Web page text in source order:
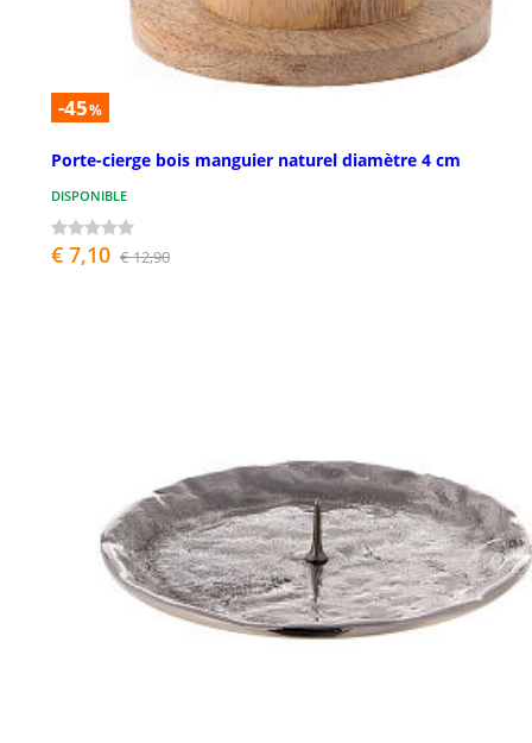
-45%
Porte-cierge bois manguier naturel diamètre 4 cm
DISPONIBLE
€ 7,10 € 12,90